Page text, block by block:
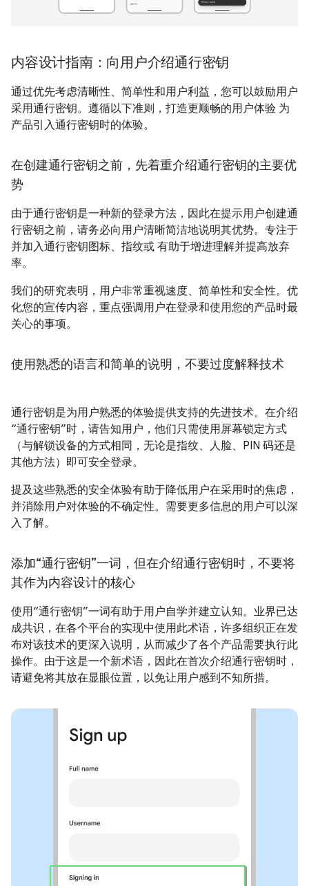
内容设计指南：向用户介绍通行密钥
通过优先考虑清晰性、简单性和用户利益，您可以鼓励用户
采用通行密钥。遵循以下准则，打造更顺畅的用户体验 为
产品引入通行密钥时的体验。
在创建通行密钥之前，先着重介绍通行密钥的主要优
势
由于通行密钥是一种新的登录方法，因此在提示用户创建通
行密钥之前，请务必向用户清晰简洁地说明其优势。专注于
并加入通行密钥图标、指纹或 有助于增进理解并提高放弃
率。
我们的研究表明，用户非常重视速度、简单性和安全性。优
化您的宣传内容，重点强调用户在登录和使用您的产品时最
关心的事项。
使用熟悉的语言和简单的说明，不要过度解释技术
通行密钥是为用户熟悉的体验提供支持的先进技术。在介绍
“通行密钥”时，请告知用户，他们只需使用屏幕锁定方式
（与解锁设备的方式相同，无论是指纹、人脸、PIN 码还是
其他方法）即可安全登录。
提及这些熟悉的安全体验有助于降低用户在采用时的焦虑，
并消除用户对体验的不确定性。需要更多信息的用户可以深
入了解。
添加“通行密钥”一词，但在介绍通行密钥时，不要将
其作为内容设计的核心
使用“通行密钥”一词有助于用户自学并建立认知。业界已达
成共识，在各个平台的实现中使用此术语，许多组织正在发
布对该技术的更深入说明，从而减少了各个产品需要执行此
操作。由于这是一个新术语，因此在首次介绍通行密钥时，
请避免将其放在显眼位置，以免让用户感到不知所措。